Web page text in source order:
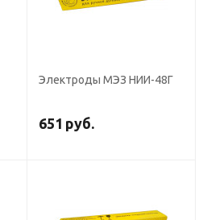
Электроды МЭЗ НИИ-48Г
651 руб.